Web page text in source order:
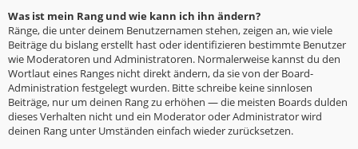
Was ist mein Rang und wie kann ich ihn ändern?
Ränge, die unter deinem Benutzernamen stehen, zeigen an, wie viele
Beiträge du bislang erstellt hast oder identifizieren bestimmte Benutzer
wie Moderatoren und Administratoren. Normalerweise kannst du den
Wortlaut eines Ranges nicht direkt ändern, da sie von der Board-
Administration festgelegt wurden. Bitte schreibe keine sinnlosen
Beiträge, nur um deinen Rang zu erhöhen — die meisten Boards dulden
dieses Verhalten nicht und ein Moderator oder Administrator wird
deinen Rang unter Umständen einfach wieder zurücksetzen.